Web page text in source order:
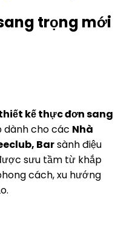
trọng mới
thiết kế thực đơn sang
dành cho các Nhà
Barsành điệu
sưu tầm từ khắp
cách, xu hướng